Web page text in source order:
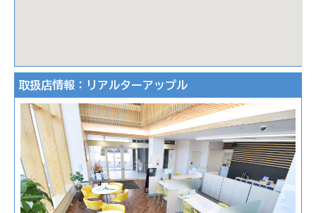
取扱店情報：リアルターアップル